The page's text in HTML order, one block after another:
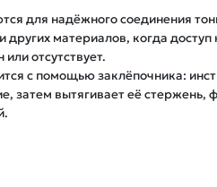
для надёжного соединения
других материалов, когда доступ
отсутствует.
с помощью заклёпочника:
затем вытягивает её стержень,